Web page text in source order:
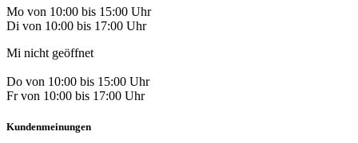
Mo von 10:00 bis 15:00 Uhr
Di von 10:00 bis 17:00 Uhr
Mi nicht geöffnet
Do von 10:00 bis 15:00 Uhr
Fr von 10:00 bis 17:00 Uhr
Kundenmeinungen